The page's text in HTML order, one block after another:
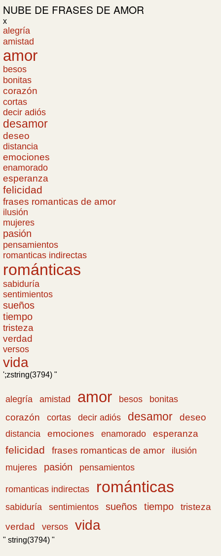
NUBE DE FRASES DE AMOR
x
alegría
amistad
amor
besos
bonitas
corazón
cortas
decir adiós
desamor
deseo
distancia
emociones
enamorado
esperanza
felicidad
frases romanticas de amor
ilusión
mujeres
pasión
pensamientos
romanticas indirectas
románticas
sabiduría
sentimientos
sueños
tiempo
tristeza
verdad
versos
vida
';zstring(3794) "
alegría amistad amor besos
bonitas
corazón
cortas decir adiós desamor deseo
distancia emociones enamorado esperanza
felicidad frases romanticas de amor
ilusión
mujeres
pasión pensamientos
romanticas indirectas románticas
sabiduría sentimientos sueños tiempo
tristeza
verdad
versos vida
" string(3794) "